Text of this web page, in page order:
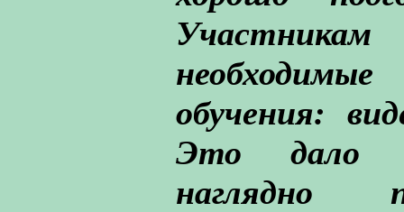
обучения:
Это дало
наглядно